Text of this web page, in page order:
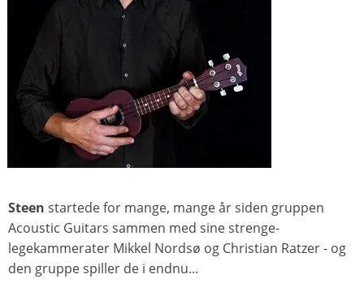
Steen startede for mange, mange år siden gruppen
Acoustic Guitars sammen med sine strenge-
legekammerater Mikkel Nordsø og Christian Ratzer - og
den gruppe spiller de i endnu...